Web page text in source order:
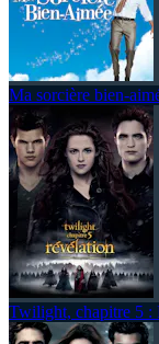
Ma sorcière bien-
Twilight, chapitre 5 :